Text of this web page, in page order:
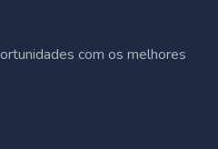
com os melhores